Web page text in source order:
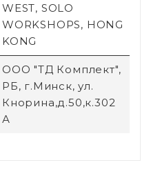
WEST, SOLO
WORKSHOPS, HONG
KONG
ООО "ТД Комплект",
РБ, г.Минск, ул.
Кнорина,д.50,к.302
А